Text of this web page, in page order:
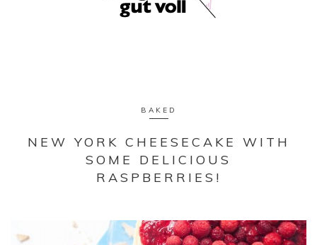
BAKED
NEW YORK CHEESECAKE WITH
SOME DELICIOUS
RASPBERRIES!